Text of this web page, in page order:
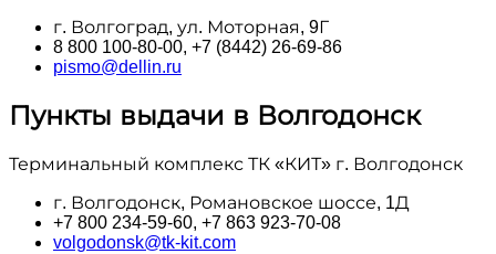
г. Волгоград, ул. Моторная, 9Г
8 800 100‑80-00, +7 (8442) 26-69-86
pismo@dellin.ru
Пункты выдачи в Волгодонск
Терминальный комплекс ТК «КИТ» г. Волгодонск
г. Волгодонск, Романовское шоссе, 1Д
+7 800 234-59-60, +7 863 923-70-08
volgodonsk@tk-kit.com